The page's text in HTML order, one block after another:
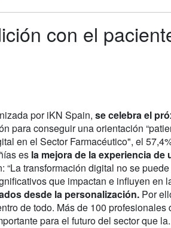
con el
por iKN Spain, se celebra el
para conseguir una orientación
en el Sector Farmacéutico", el
es la mejora de la experiencia de
transformación digital no se
que impactan e influyen en
desde la personalización. Por
de todo. Más de 100 profesionales
para el futuro del sector que